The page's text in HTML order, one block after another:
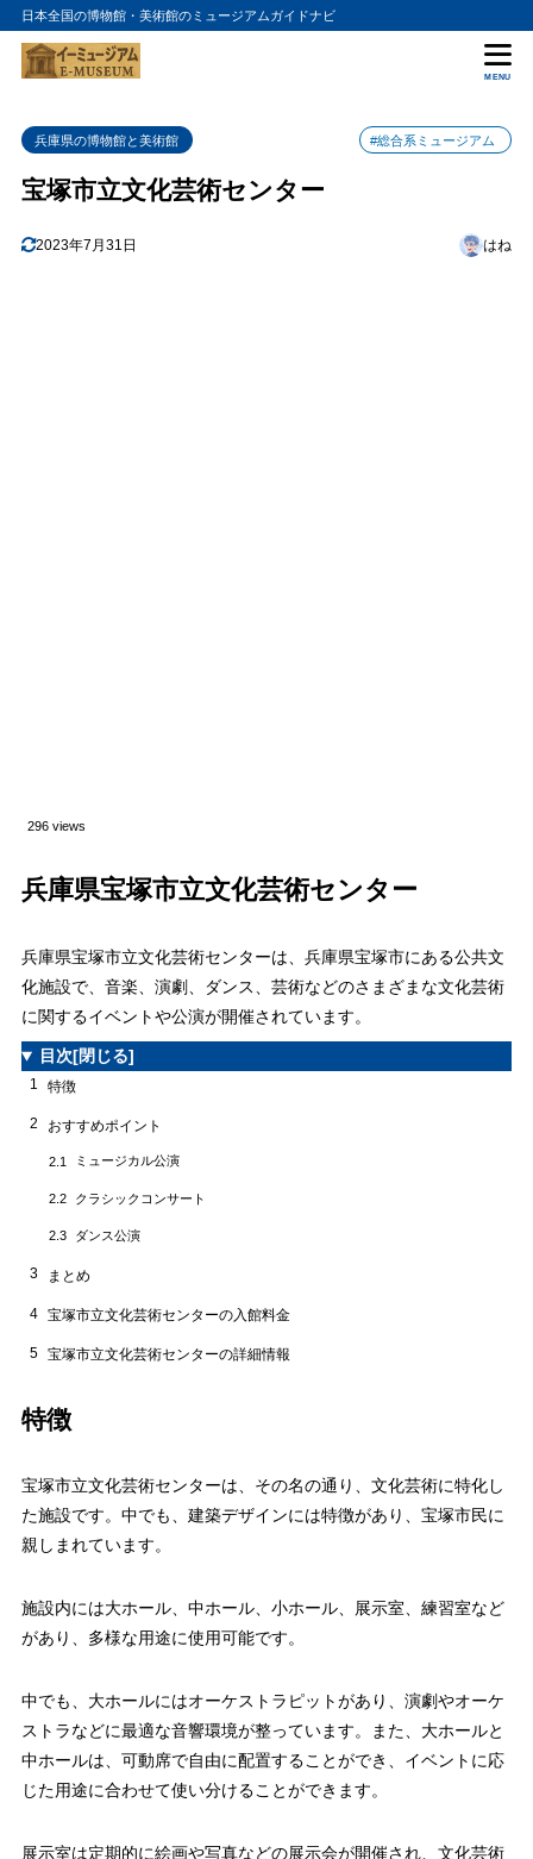
日本全国の博物館・美術館のミュージアムガイドナビ
MENU
兵庫県の博物館と美術館 #総合系ミュージアム
宝塚市立文化芸術センター
2023年7月31日 はね
296 views
兵庫県宝塚市立文化芸術センター
兵庫県宝塚市立文化芸術センターは、兵庫県宝塚市にある公共文
化施設で、音楽、演劇、ダンス、芸術などのさまざまな文化芸術
に関するイベントや公演が開催されています。
目次[閉じる]
1 特徴
2 おすすめポイント
2.1 ミュージカル公演
2.2 クラシックコンサート
2.3 ダンス公演
3 まとめ
4 宝塚市立文化芸術センターの入館料金
5 宝塚市立文化芸術センターの詳細情報
特徴
宝塚市立文化芸術センターは、その名の通り、文化芸術に特化し
た施設です。中でも、建築デザインには特徴があり、宝塚市民に
親しまれています。
施設内には大ホール、中ホール、小ホール、展示室、練習室など
があり、多様な用途に使用可能です。
中でも、大ホールにはオーケストラピットがあり、演劇やオーケ
ストラなどに最適な音響環境が整っています。また、大ホールと
中ホールは、可動席で自由に配置することができ、イベントに応
じた用途に合わせて使い分けることができます。
展示室は定期的に絵画や写真などの展示会が開催され、文化芸術
目次
1 特徴
2.1 ミュージカル公演
2.2 クラシックコンサート